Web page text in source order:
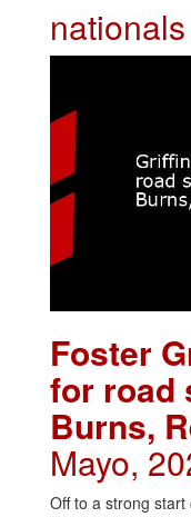
Foster
for road
Burns,
Mayo,
Off to a strong